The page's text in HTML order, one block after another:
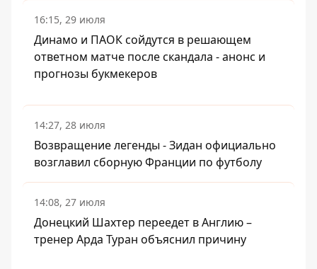
16:15, 29 июля
Динамо и ПАОК сойдутся в решающем
ответном матче после скандала - анонс и
прогнозы букмекеров
14:27, 28 июля
Возвращение легенды - Зидан официально
возглавил сборную Франции по футболу
14:08, 27 июля
Донецкий Шахтер переедет в Англию –
тренер Арда Туран объяснил причину